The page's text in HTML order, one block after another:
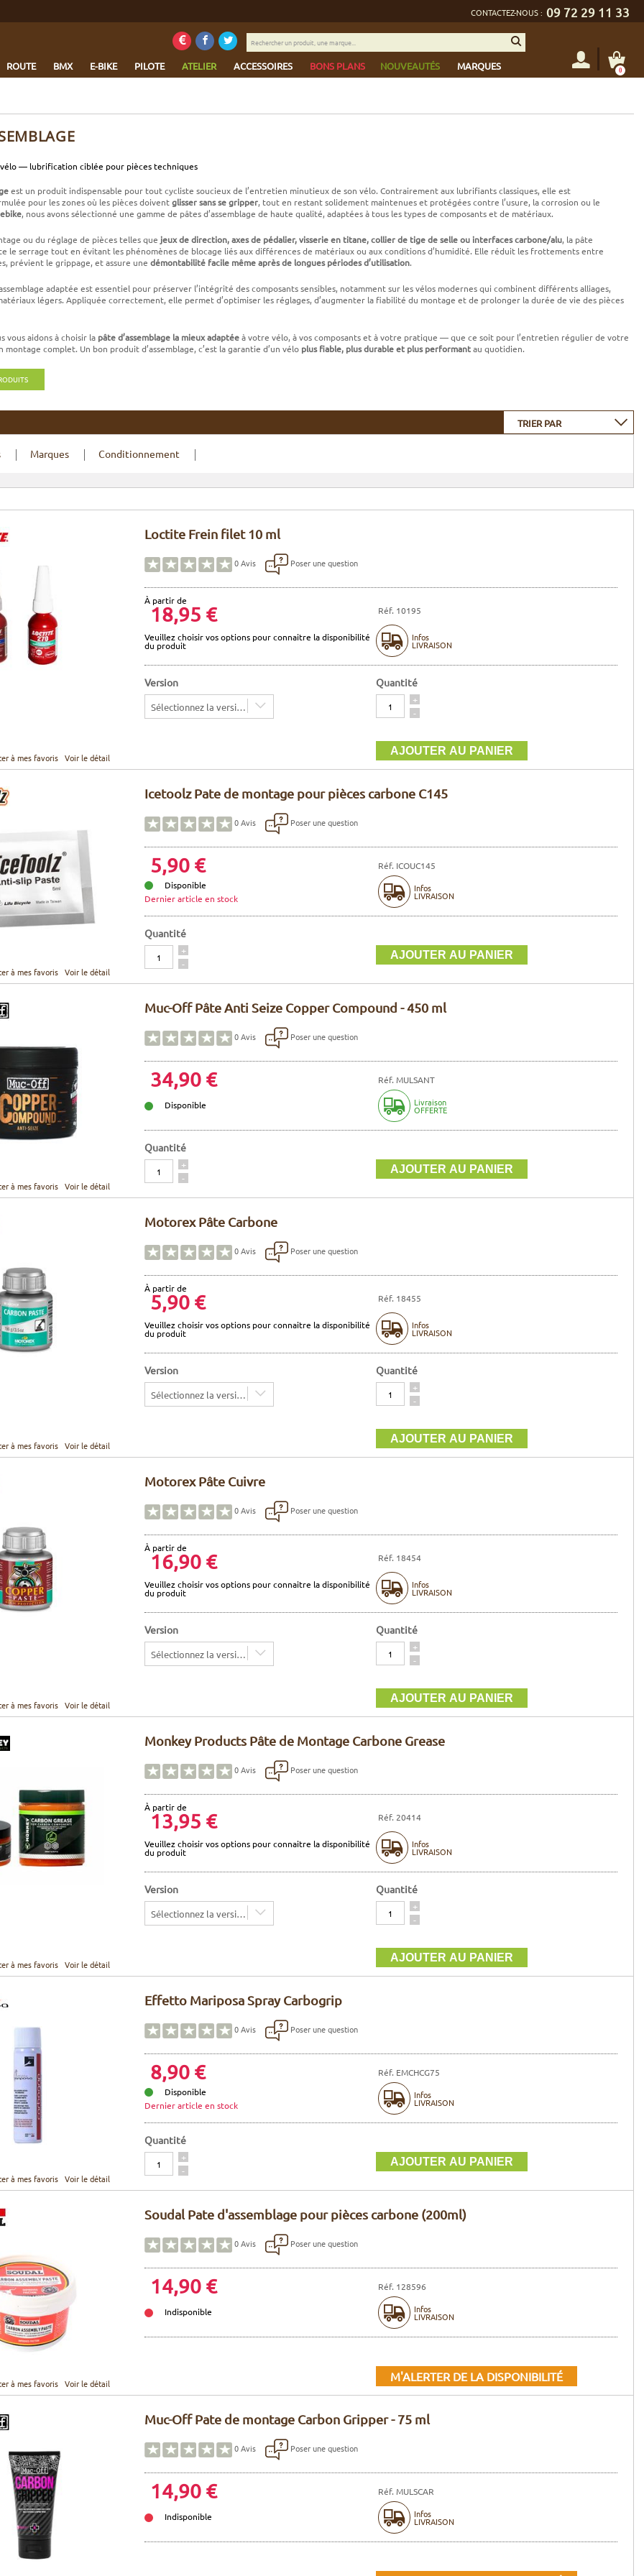
CONTACTEZ-NOUS : 09 72 29 11 33
ROUTE BMX E-BIKE PILOTE ATELIER ACCESSOIRES BONS PLANS NOUVEAUTÉS MARQUES
Rechercher
un
une
marque...
0
vélo — lubrification ciblée pour pièces techniques
est un produit indispensable pour tout cycliste soucieux de l’entretien minutieux de son vélo. Contrairement aux lubrifiants classiques, elle est
pour les zones où les pièces doiventglisser sans se gripper, tout en restant solidement maintenues et protégées contre l’usure, la corrosion ou le
, nous avons sélectionné une gamme de pâtes d’assemblage de haute qualité, adaptées à tous les types de composants et de matériaux.
ou du réglage de pièces telles que jeux de direction, axes de pédalier, visserie en titane, collier de tige de selle ou interfaces carbone/alu, la pâte
le serrage tout en évitant les phénomènes de blocage liés aux différences de matériaux ou aux conditions d’humidité. Elle réduit les frottements entre
prévient le grippage, et assure une démontabilité facile même après de longues périodes d’utilisation.
adaptée est essentiel pour préserver l’intégrité des composants sensibles, notamment sur les vélos modernes qui combinent différents alliages,
légers. Appliquée correctement, elle permet d’optimiser les réglages, d’augmenter la fiabilité du montage et de prolonger la durée de vie des pièces
vous aidons à choisir la pâte d’assemblage la mieux adaptéeà votre vélo, à vos composants et à votre pratique — que ce soit pour l’entretien régulier de votre
montage complet. Un bon produit d’assemblage, c’est la garantie d’un vélo plus fiable, plus durable et plus performantau quotidien.
TRIER PAR
Marques Conditionnement
Loctite Frein filet 10 ml
0Avis Poser une question
à mes favoris Voir le détail
À partir de
18,95 € Réf. 10195
Veuillez choisir vos options pour connaitre la disponibilité
du produit
Infos
LIVRAISON
Version
Sélectionnez la version
Quantité
Quantité
+
-
Icetoolz Pate de montage pour pièces carbone C145
0Avis Poser une question
à mes favoris Voir le détail
5,90 €
Réf. ICOUC145
Disponible
Dernier article en stock
Infos
LIVRAISON
Quantité
Quantité
+
-
Muc-Off Pâte Anti Seize Copper Compound - 450 ml
0Avis Poser une question
à mes favoris Voir le détail
34,90 € Réf. MULSANT
Disponible Livraison
OFFERTE
Quantité
Quantité
+
-
Motorex Pâte Carbone
0Avis Poser une question
à mes favoris Voir le détail
À partir de
5,90 € Réf. 18455
Veuillez choisir vos options pour connaitre la disponibilité
du produit
Infos
LIVRAISON
Version
Sélectionnez la version
Quantité
Quantité
+
-
Motorex Pâte Cuivre
0Avis Poser une question
à mes favoris Voir le détail
À partir de
16,90 € Réf. 18454
Veuillez choisir vos options pour connaitre la disponibilité
du produit
Infos
LIVRAISON
Version
Sélectionnez la version
Quantité
Quantité
+
-
Monkey Products Pâte de Montage Carbone Grease
0Avis Poser une question
à mes favoris Voir le détail
À partir de
13,95 € Réf. 20414
Veuillez choisir vos options pour connaitre la disponibilité
du produit
Infos
LIVRAISON
Version
Sélectionnez la version
Quantité
Quantité
+
-
Effetto Mariposa Spray Carbogrip
0Avis Poser une question
à mes favoris Voir le détail
8,90 €
Réf. EMCHCG75
Disponible
Dernier article en stock
Infos
LIVRAISON
Quantité
Quantité
+
-
Soudal Pate d'assemblage pour pièces carbone (200ml)
0Avis Poser une question
à mes favoris Voir le détail
14,90 € Réf. 128596
Indisponible Infos
LIVRAISON
M'ALERTER DE LA DISPONIBILITÉ
Muc-Off Pate de montage Carbon Gripper - 75 ml
0Avis Poser une question
14,90 € Réf. MULSCAR
Indisponible Infos
LIVRAISON